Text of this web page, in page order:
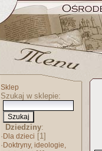
Sklep
Szukaj w sklepie:
Dziedziny:
· Dla dzieci [1]
· Doktryny, ideologie,